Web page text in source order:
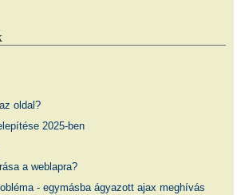
oldal?
2025-ben
a weblapra?
- egymásba ágyazott ajax meghívás